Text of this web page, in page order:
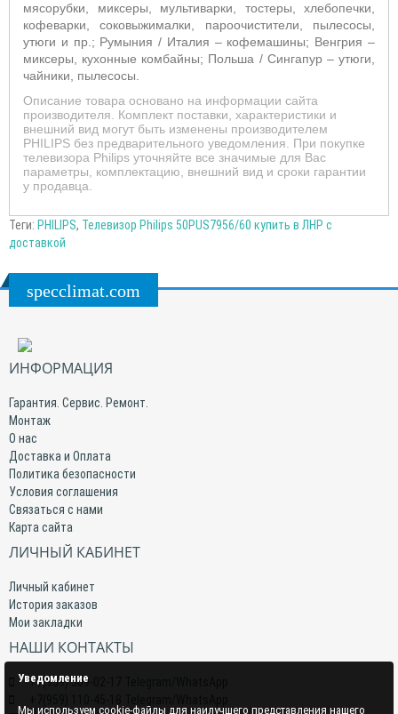
мясорубки, миксеры, мультиварки, тостеры, хлебопечки,
кофеварки, соковыжималки, пароочистители, пылесосы,
утюги и пр.; Румыния / Италия – кофемашины; Венгрия –
миксеры, кухонные комбайны; Польша / Сингапур – утюги,
чайники, пылесосы.
Описание товара основано на информации сайта
производителя. Комплект поставки, характеристики и
внешний вид могут быть изменены производителем
PHILIPS без предварительного уведомления. При покупке
телевизора Philips уточняйте все значимые для Вас
параметры, комплектацию, внешний вид и сроки гарантии
у продавца.
Теги: PHILIPS, Телевизор Philips 50PUS7956/60 купить в ЛНР с
доставкой
specclimat.com
ИНФОРМАЦИЯ
Гарантия. Сервис. Ремонт.
Монтаж
О нас
Доставка и Оплата
Политика безопасности
Условия соглашения
Связаться с нами
Карта сайта
ЛИЧНЫЙ КАБИНЕТ
Личный кабинет
История заказов
Мои закладки
НАШИ КОНТАКТЫ
+7(959) 509-02-17 Telegram/WhatsApp
Уведомление
Мы используем cookie-файлы для наилучшего представления нашего